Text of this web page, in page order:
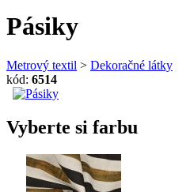
Pásiky
Metrový textil > Dekoračné látky
kód: 6514
Vyberte si farbu